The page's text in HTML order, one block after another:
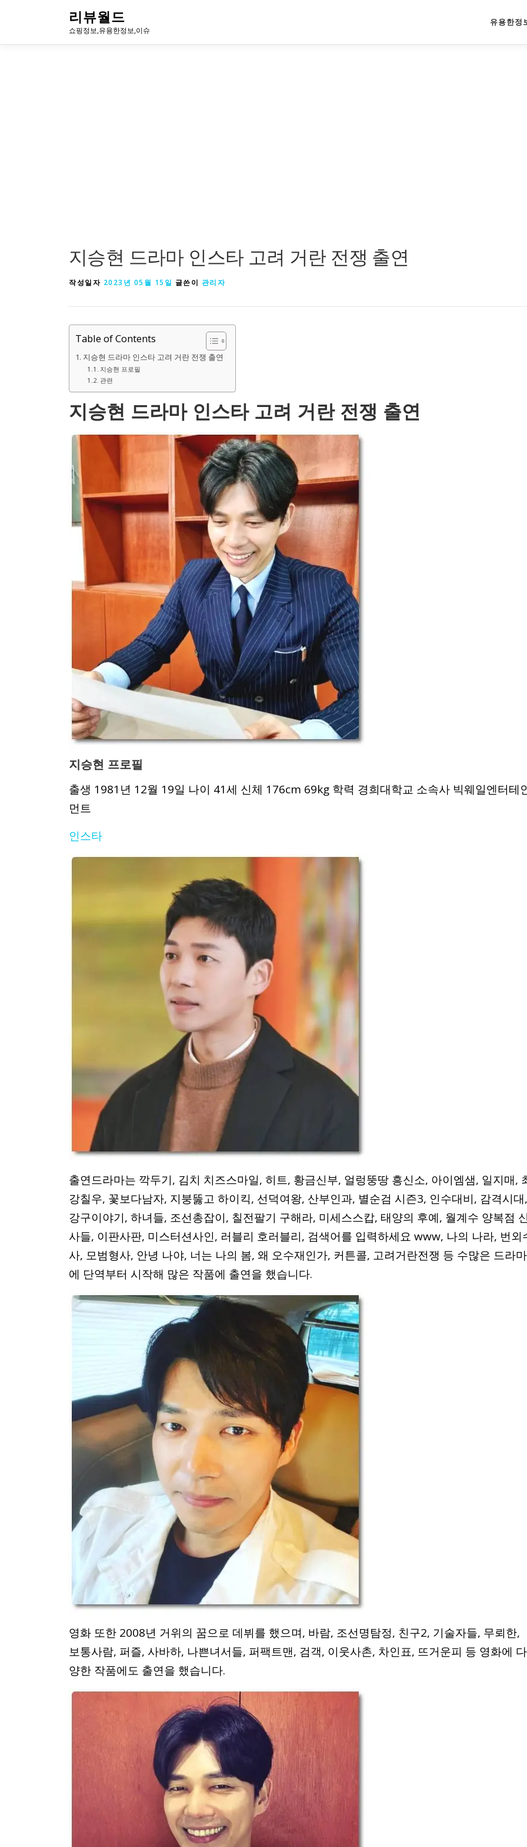
로
리뷰월드
쇼핑정보,유용한정보,이슈
유용한정
지승현 드라마 인스타 고려 거란 전쟁 출연
작성일자 2023년 05월 15일 글쓴이 관리자
Table of Contents
지승현 드라마 인스타 고려 거란 전쟁 출연
지승현 프로필
관련
지승현 드라마 인스타 고려 거란 전쟁 출연
지승현 프로필
출생 1981년 12월 19일 나이 41세 신체 176cm 69kg 학력 경희대학교 소속사 빅웨일엔터테
먼트
인스타
출연드라마는 깍두기, 김치 치즈스마일, 히트, 황금신부, 얼렁뚱땅 흥신소, 아이엠샘, 일지매,
강칠우, 꽃보다남자, 지붕뚫고 하이킥, 선덕여왕, 산부인과, 별순검 시즌3, 인수대비, 감격시대,
강구이야기, 하녀들, 조선총잡이, 칠전팔기 구해라, 미세스스캅, 태양의 후예, 월계수 양복점 신
사들, 이판사판, 미스터션사인, 러블리 호러블리, 검색어를 입력하세요 www, 나의 나라, 번외
사, 모범형사, 안녕 나야, 너는 나의 봄, 왜 오수재인가, 커튼콜, 고려거란전쟁 등 수많은 드라마
에 단역부터 시작해 많은 작품에 출연을 했습니다.
영화 또한 2008년 거위의 꿈으로 데뷔를 했으며, 바람, 조선명탐정, 친구2, 기술자들, 무뢰한,
보통사람, 퍼즐, 사바하, 나쁜녀서들, 퍼팩트맨, 검객, 이웃사촌, 차인표, 뜨거운피 등 영화에 다
양한 작품에도 출연을 했습니다.